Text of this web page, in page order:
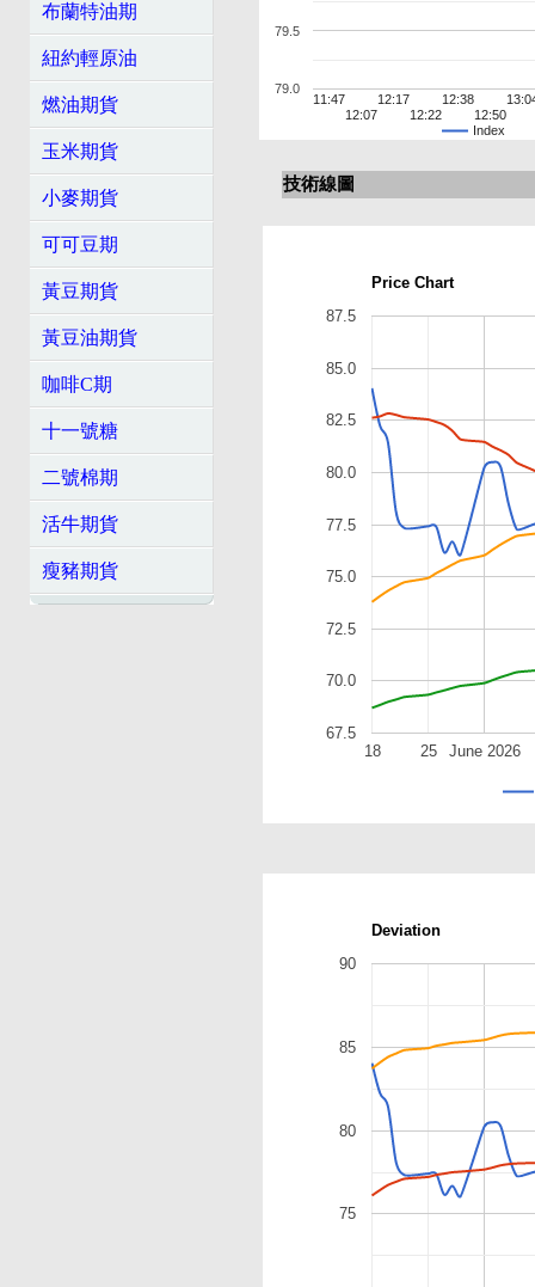
布蘭特油期
紐約輕原油
燃油期貨
玉米期貨
小麥期貨
可可豆期
黃豆期貨
黃豆油期貨
咖啡C期
十一號糖
二號棉期
活牛期貨
瘦豬期貨
Index
11:47
12:07
12:17
12:22
12:38
12:50
79.0
79.5
技術線圖
Price Chart
June 2026
18 25
67.5
70.0
72.5
75.0
77.5
80.0
82.5
85.0
87.5
Deviation
75
80
85
90